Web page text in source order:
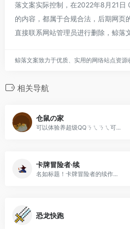
落文案实际控制，在2022年8月21日
的内容，都属于合规合法，后期网页
直接联系网站管理员进行删除，鲸落
鲸落文案致力于优质、实用的网络站点资源
相关导航
仓鼠の家
可以体验养超级QQㄋㄟㄋㄟ可...
卡牌冒险者·续
名如标题！卡牌冒险者的续作...
恐龙快跑